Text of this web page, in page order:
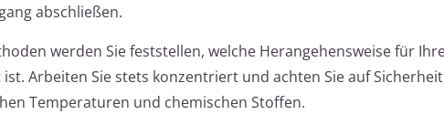
abschließen.
werden Sie feststellen, welche Herangehensweise für
Arbeiten Sie stets konzentriert und achten Sie auf
Temperaturen und chemischen Stoffen.